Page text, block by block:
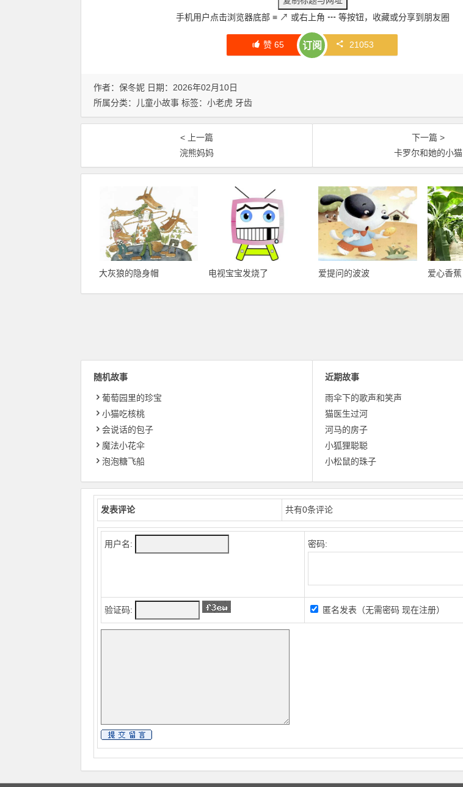
手机用户点击浏览器底部 ≡ ↗ 或右上角 ┅等按钮，收藏或分享到朋友圈
赞 65 订阅 21053
作者：保冬妮 日期：2026年02月10日
所属分类：
儿童小故事 标签： 小老虎 牙齿
< 上一篇
浣熊妈妈
下一篇 >
卡罗尔和她的小猫
大灰狼的隐身帽 电视宝宝发烧了 爱提问的波波 爱心香蕉
随机故事
葡萄园里的珍宝
小猫吃核桃
会说话的包子
魔法小花伞
泡泡糖飞船
近期故事
雨伞下的歌声和笑声
猫医生过河
河马的房子
小狐狸聪聪
小松鼠的珠子
发表评论 共有0条评论
用户名: 密码:
验证码: 匿名发表（无需密码 现在注册）